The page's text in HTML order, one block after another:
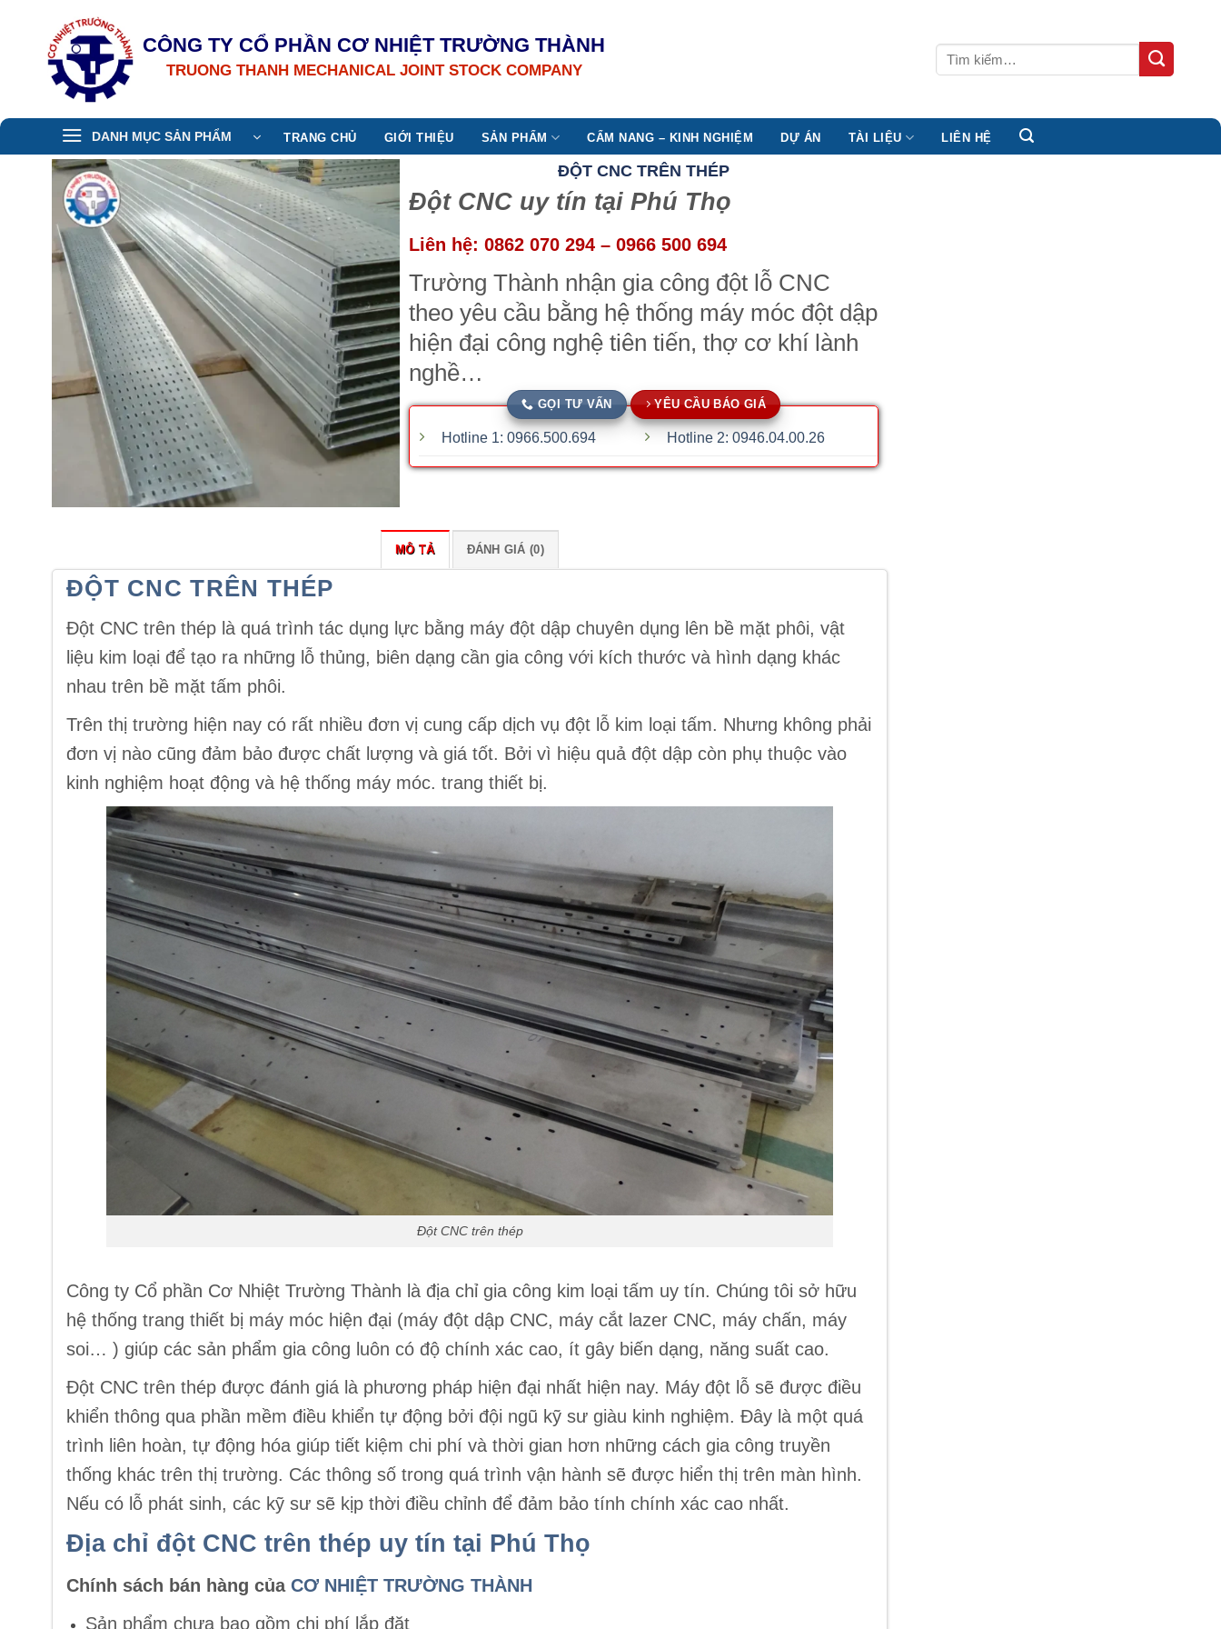
CÔNG TY CỔ PHẦN CƠ NHIỆT TRƯỜNG THÀNH
TRUONG THANH MECHANICAL JOINT STOCK COMPANY
Tìm
kiếm:
DANH MỤC SẢN PHẨM TRANG CHỦ GIỚI THIỆU SẢN PHẨM CẨM NANG – KINH NGHIỆM DỰ ÁN TÀI LIỆU LIÊN HỆ
ĐỘT CNC TRÊN THÉP
Đột CNC uy tín tại Phú Thọ
Liên hệ: 0862 070 294 – 0966 500 694
Trường Thành nhận gia công đột lỗ CNC
theo yêu cầu bằng hệ thống máy móc đột dập
hiện đại công nghệ tiên tiến, thợ cơ khí lành
nghề…
GỌI TƯ VẤN YÊU CẦU BÁO GIÁ
Hotline 1: 0966.500.694 Hotline 2: 0946.04.00.26
MÔ TẢ ĐÁNH GIÁ (0)
ĐỘT CNC TRÊN THÉP
Đột CNC trên thép là quá trình tác dụng lực bằng máy đột dập chuyên dụng lên bề mặt phôi, vật
liệu kim loại để tạo ra những lỗ thủng, biên dạng cần gia công với kích thước và hình dạng khác
nhau trên bề mặt tấm phôi.
Trên thị trường hiện nay có rất nhiều đơn vị cung cấp dịch vụ đột lỗ kim loại tấm. Nhưng không phải
đơn vị nào cũng đảm bảo được chất lượng và giá tốt. Bởi vì hiệu quả đột dập còn phụ thuộc vào
kinh nghiệm hoạt động và hệ thống máy móc. trang thiết bị.
Đột CNC trên thép
Công ty Cổ phần Cơ Nhiệt Trường Thành là địa chỉ gia công kim loại tấm uy tín. Chúng tôi sở hữu
hệ thống trang thiết bị máy móc hiện đại (máy đột dập CNC, máy cắt lazer CNC, máy chấn, máy
soi… ) giúp các sản phẩm gia công luôn có độ chính xác cao, ít gây biến dạng, năng suất cao.
Đột CNC trên thép được đánh giá là phương pháp hiện đại nhất hiện nay. Máy đột lỗ sẽ được điều
khiển thông qua phần mềm điều khiển tự động bởi đội ngũ kỹ sư giàu kinh nghiệm. Đây là một quá
trình liên hoàn, tự động hóa giúp tiết kiệm chi phí và thời gian hơn những cách gia công truyền
thống khác trên thị trường. Các thông số trong quá trình vận hành sẽ được hiển thị trên màn hình.
Nếu có lỗ phát sinh, các kỹ sư sẽ kịp thời điều chỉnh để đảm bảo tính chính xác cao nhất.
Địa chỉ đột CNC trên thép uy tín tại Phú Thọ
Chính sách bán hàng của CƠ NHIỆT TRƯỜNG THÀNH
Sản phẩm chưa bao gồm chi phí lắp đặt